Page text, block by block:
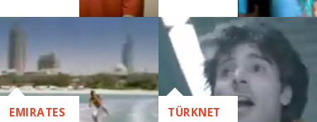
EMIRATES TÜRKNET